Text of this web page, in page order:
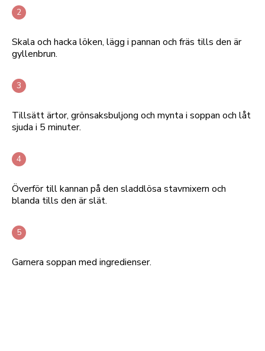
Skala och hacka löken, lägg i pannan och fräs tills den är
gyllenbrun.
Tillsätt ärtor, grönsaksbuljong och mynta i soppan och låt
sjuda i 5 minuter.
Överför till kannan på den sladdlösa stavmixern och
blanda tills den är slät.
Garnera soppan med ingredienser.